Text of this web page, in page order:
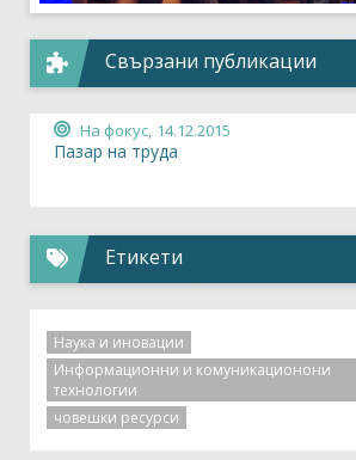
Свързани публикации
На фокус, 14.12.2015
Пазар на труда
Етикети
Наука и иновации
Информационни и комуникационони
технологии
човешки ресурси